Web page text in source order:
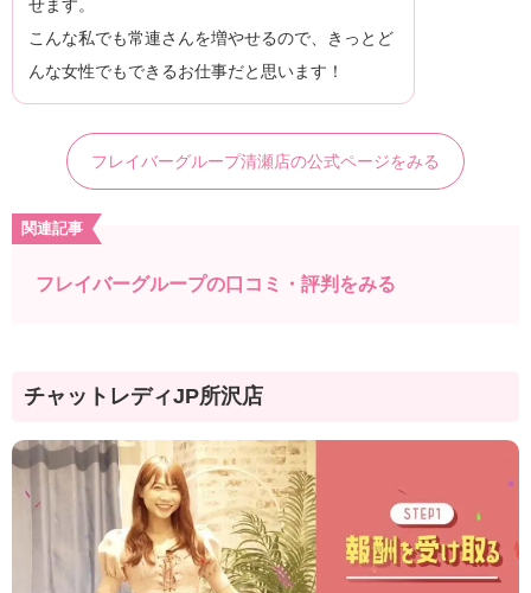
せます。
こんな私でも常連さんを増やせるので、きっとど
んな女性でもできるお仕事だと思います！
フレイバーグループ清瀬店の公式ページをみる
関連記事
フレイバーグループの口コミ・評判をみる
チャットレディJP所沢店